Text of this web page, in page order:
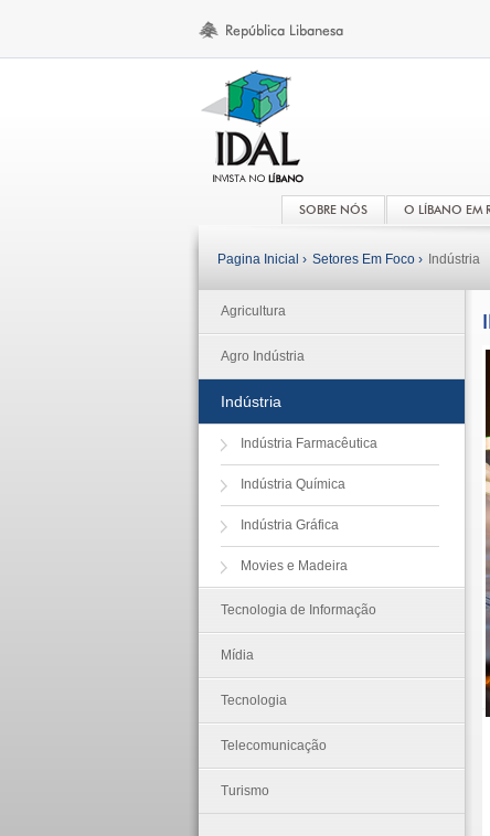
SOBRE NÓS O LÍBANO EM
Pagina Inicial › Setores Em Foco › Indústria
Agricultura
Agro Indústria
Indústria
Indústria Farmacêutica
Indústria Química
Indústria Gráfica
Movies e Madeira
Tecnologia de Informação
Mídia
Tecnologia
Telecomunicação
Turismo